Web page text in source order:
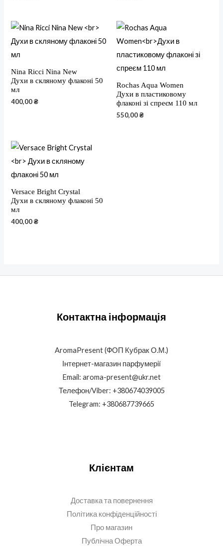
Nina Ricci Nina New
Духи в скляному флаконі 50
мл
400,00₴
Rochas Aqua Women
Духи в пластиковому
флаконі зі спреєм 110 мл
550,00₴
Versace Bright Crystal
Духи в скляному флаконі 50
мл
400,00₴
Контактна інформація
AromaPresent (ФОП Кубрак О.М.)
Інтернет-магазин парфумерії
Email: aroma-present@ukr.net
Телефон/Viber: +380674039005
Telegram: +380687739665
Клієнтам
Доставка та повернення
Політика конфіденційності
Про магазин
Публічна Оферта